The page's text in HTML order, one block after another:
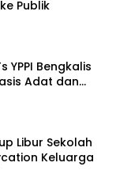
Publik
YPPI Bengkalis
Adat dan
Libur Sekolah
Keluarga